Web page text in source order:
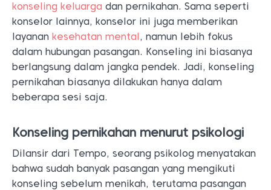
konseling keluarga dan pernikahan. Sama seperti
konselor lainnya, konselor ini juga memberikan
layanan kesehatan mental, namun lebih fokus
dalam hubungan pasangan. Konseling ini biasanya
berlangsung dalam jangka pendek. Jadi, konseling
pernikahan biasanya dilakukan hanya dalam
beberapa sesi saja.
Konseling pernikahan menurut psikologi
Dilansir dari Tempo, seorang psikolog menyatakan
bahwa sudah banyak pasangan yang mengikuti
konseling sebelum menikah, terutama pasangan